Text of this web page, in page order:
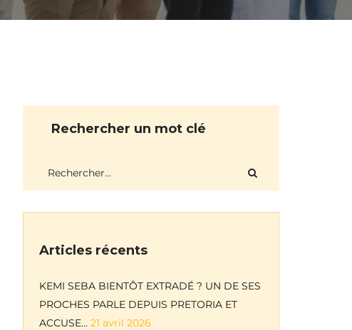
Rechercher un mot clé
Articles récents
KEMI SEBA BIENTÔT EXTRADÉ ? UN DE SES
PROCHES PARLE DEPUIS PRETORIA ET
ACCUSE… 21 avril 2026